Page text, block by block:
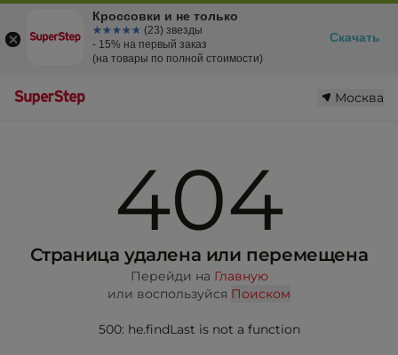
Москва
404
Страница удалена или перемещена
Перейди на Главную
или воспользуйся Поиском
500: he.findLast is not a function
Кроссовки и не только
☆☆☆☆☆
★★★★★ (23) звезды
- 15% на первый заказ
(на товары по полной стоимости)
Скачать